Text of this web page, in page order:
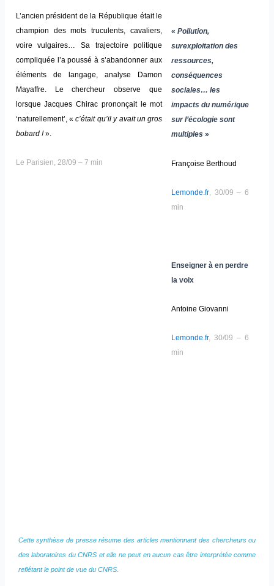
« Pollution,
surexploitation des
ressources,
conséquences
sociales… les
impacts du numérique
sur l’écologie sont
multiples »
Françoise Berthoud
Lemonde.fr, 30/09 – 6
min
Enseigner à en perdre
la voix
Antoine Giovanni
Lemonde.fr, 30/09 – 6
min
L’ancien président de la République était le
champion des mots truculents, cavaliers,
voire vulgaires… Sa trajectoire politique
compliquée l’a poussé à s’abandonner aux
éléments de langage, analyse Damon
Mayaffre. Le chercheur observe que
lorsque Jacques Chirac prononçait le mot
‘naturellement’, « c’était qu’il y avait un gros
bobard !».
Le Parisien, 28/09 – 7 min
Cette synthèse de presse résume des articles mentionnant des chercheurs ou
des laboratoires du CNRS et elle ne peut en aucun cas être interprétée comme
reflétant le point de vue du CNRS.